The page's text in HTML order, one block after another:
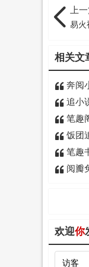
上
易火
相关文
奔阅
追小
笔趣
饭团
笔趣
阅瓣
欢迎你